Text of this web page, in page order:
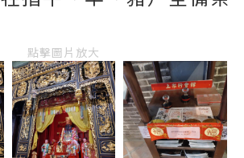
點擊圖片放大